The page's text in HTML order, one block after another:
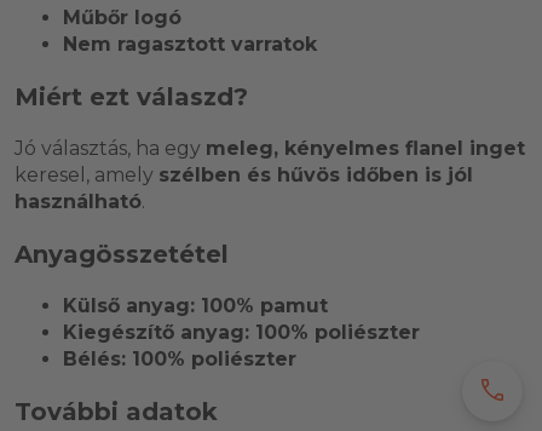
Műbőr logó
Nem ragasztott varratok
Miért ezt válaszd?
Jó választás, ha egy meleg, kényelmes flanel inget
keresel, amely szélben és hűvös időben is jól
használható.
Anyagösszetétel
Külső anyag: 100% pamut
Kiegészítő anyag: 100% poliészter
Bélés: 100% poliészter
További adatok
call